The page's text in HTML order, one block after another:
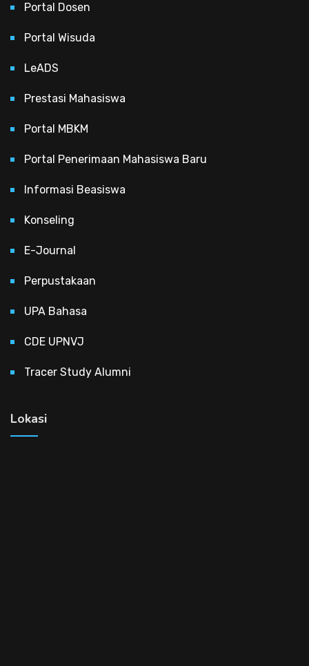
Portal Dosen
Portal Wisuda
LeADS
Prestasi Mahasiswa
Portal MBKM
Portal Penerimaan Mahasiswa Baru
Informasi Beasiswa
Konseling
E-Journal
Perpustakaan
UPA Bahasa
CDE UPNVJ
Tracer Study Alumni
Lokasi